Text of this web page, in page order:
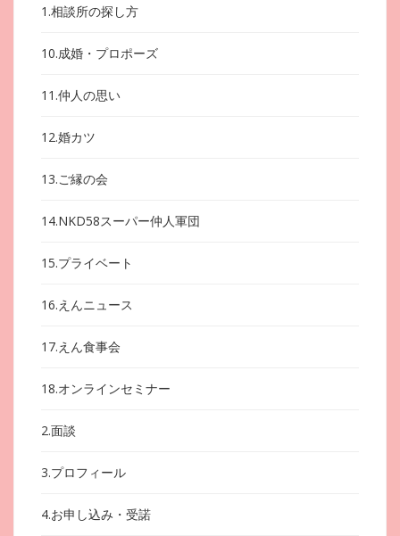
1.相談所の探し方
10.成婚・プロポーズ
11.仲人の思い
12.婚カツ
13.ご縁の会
14.NKD58スーパー仲人軍団
15.プライベート
16.えんニュース
17.えん食事会
18.オンラインセミナー
2.面談
3.プロフィール
4.お申し込み・受諾